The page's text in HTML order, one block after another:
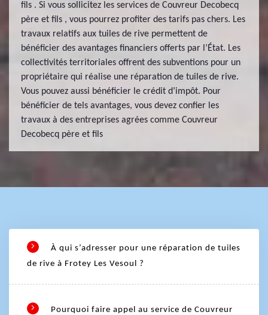
fils . Si vous sollicitez les services de Couvreur Decobecq
père et fils , vous pourrez profiter des tarifs pas chers. Les
travaux relatifs aux tuiles de rive permettent de
bénéficier des avantages financiers offerts par l’État. Les
collectivités territoriales offrent des subventions pour un
propriétaire qui réalise une réparation de tuiles de rive.
Vous pouvez aussi bénéficier le crédit d’impôt. Pour
bénéficier de tels avantages, vous devez confier les
travaux à des entreprises agrées comme Couvreur
Decobecq père et fils
À qui s’adresser pour une réparation de tuiles
de rive à Frotey Les Vesoul ?
Pourquoi faire appel au service de Couvreur